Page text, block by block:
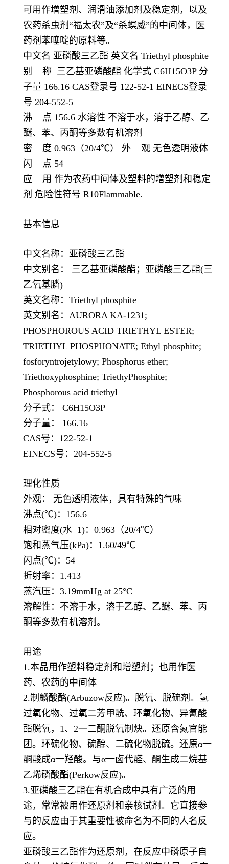
可用作增塑剂、润滑油添加剂及稳定剂，以及
农药杀虫剂“福太农”及“杀螟威”的中间体，医
药剂苯噻啶的原料等。
中文名 亚磷酸三乙酯 英文名 Triethyl phosphite
别 称 三乙基亚磷酸酯 化学式 C6H15O3P 分
子量 166.16 CAS登录号 122-52-1 EINECS登录
号 204-552-5
沸 点 156.6 水溶性 不溶于水，溶于乙醇、乙
醚、苯、丙酮等多数有机溶剂
密 度 0.963（20/4℃） 外 观 无色透明液体
闪 点 54
应 用 作为农药中间体及塑料的增塑剂和稳定
剂 危险性符号 R10Flammable.
基本信息
中文名称：亚磷酸三乙酯
中文别名： 三乙基亚磷酸酯；亚磷酸三乙酯(三
乙氧基膦)
英文名称：Triethyl phosphite
英文别名：AURORA KA-1231;
PHOSPHOROUS ACID TRIETHYL ESTER;
TRIETHYL PHOSPHONATE; Ethyl phosphite;
fosforyntrojetylowy; Phosphorus ether;
Triethoxyphosphine; TriethyPhosphite;
Phosphorous acid triethyl
分子式： C6H15O3P
分子量： 166.16
CAS号：122-52-1
EINECS号：204-552-5
理化性质
外观： 无色透明液体，具有特殊的气味
沸点(℃)：156.6
相对密度(水=1)：0.963（20/4℃）
饱和蒸气压(kPa)：1.60/49℃
闪点(℃)：54
折射率：1.413
蒸汽压：3.19mmHg at 25°C
溶解性：不溶于水，溶于乙醇、乙醚、苯、丙
酮等多数有机溶剂。
用途
1.本品用作塑料稳定剂和增塑剂；也用作医
药、农药的中间体
2.制麟酸酪(Arbuzow反应)。脱氧、脱硫剂。氢
过氧化物、过氧二芳甲酰、环氧化物、异氰酸
酯脱氧，1、2一二酮脱氧制炔。还原含氮官能
团。环硫化物、硫醇、二硫化物脱硫。还原α一
酮酸成α一羟酸。与α一卤代醛、酮生成二烷基
乙烯磷酸酯(Perkow反应)。
3.亚磷酸三乙酯在有机合成中具有广泛的用
途，常常被用作还原剂和亲核试剂。它直接参
与的反应由于其重要性被命名为不同的人名反
应。
亚磷酸三乙酯作为还原剂，在反应中磷原子自